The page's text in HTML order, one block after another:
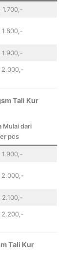
1.700,-
1.800,-
1.900,-
2.000,-
Tali Kur
Mulai dari
pcs
1.900,-
2.000,-
2.100,-
2.200,-
Tali Kur